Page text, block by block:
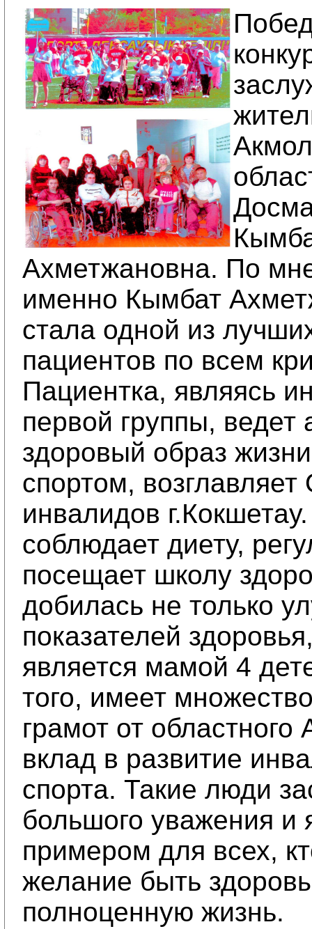
Ахметжановна. По
именно Кымбат
стала одной из
пациентов по всем
Пациентка, являясь
первой группы, ведет
здоровый образ
спортом,
инвалидов
соблюдает диету,
посещает школу
добилась не только
показателей
является мамой 4
того, имеет
грамот от областного
вклад в развитие
спорта. Такие люди
большого уважения и
примером для всех,
желание быть
полноценную жизнь.